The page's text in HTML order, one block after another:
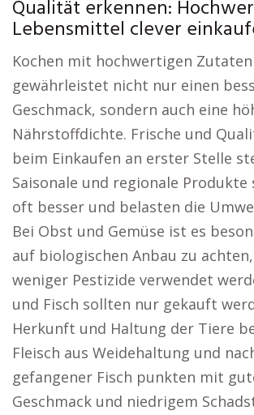
Qualität erkennen:
Lebensmittel clever
Kochen mit hochwertigen Zutaten
gewährleistet nicht nur einen
Geschmack, sondern auch eine
Nährstoffdichte. Frische und
beim Einkaufen an erster Stelle
Saisonale und regionale Produkte
oft besser und belasten die
Bei Obst und Gemüse ist es
auf biologischen Anbau zu
weniger Pestizide verwendet
und Fisch sollten nur gekauft
Herkunft und Haltung der Tiere
Fleisch aus Weidehaltung und
gefangener Fisch punkten mit
Geschmack und niedrigem